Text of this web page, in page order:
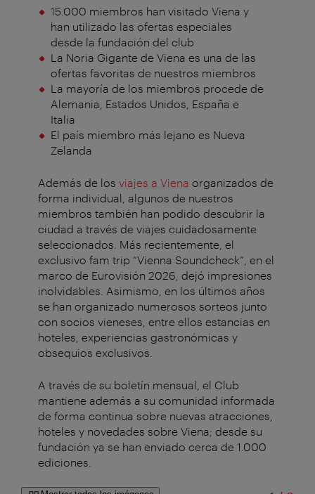
15.000 miembros han visitado Viena y
han utilizado las ofertas especiales
desde la fundación del club
La Noria Gigante de Viena es una de las
ofertas favoritas de nuestros miembros
La mayoría de los miembros procede de
Alemania, Estados Unidos , España e
Italia
El país miembro más lejano es Nueva
Zelanda
Además de los viajes a Viena organizados de
forma individual, algunos de nuestros
miembros también han podido descubrir la
ciudad a través de viajes cuidadosamente
seleccionados Más recientemente el
exclusivo fam trip “Vienna Soundcheck”, en el
marco de Eurovisión 2026, dejó impresiones
inolvidables Asimismo , en los últimos años
se han organizado numerosos sorteos junto
con socios vieneses , entre ellos estancias en
hoteles experiencias gastronómicas y
obsequios exclusivos
A través de su boletín mensual, el Club
mantiene además a su comunidad informada
de forma continua sobre nuevas atracciones
hoteles y novedades sobre Viena; desde su
fundación ya se han enviado cerca de 1.000
ediciones